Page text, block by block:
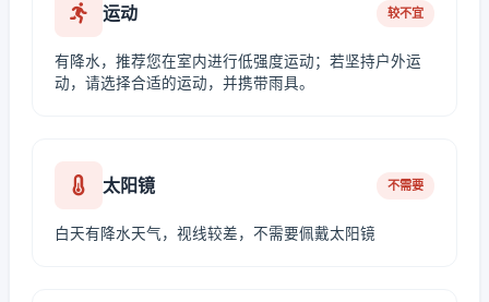
运动 较不宜
有降水，推荐您在室内进行低强度运动；若坚持户外运
动，请选择合适的运动，并携带雨具。
太阳镜 不需要
白天有降水天气，视线较差，不需要佩戴太阳镜